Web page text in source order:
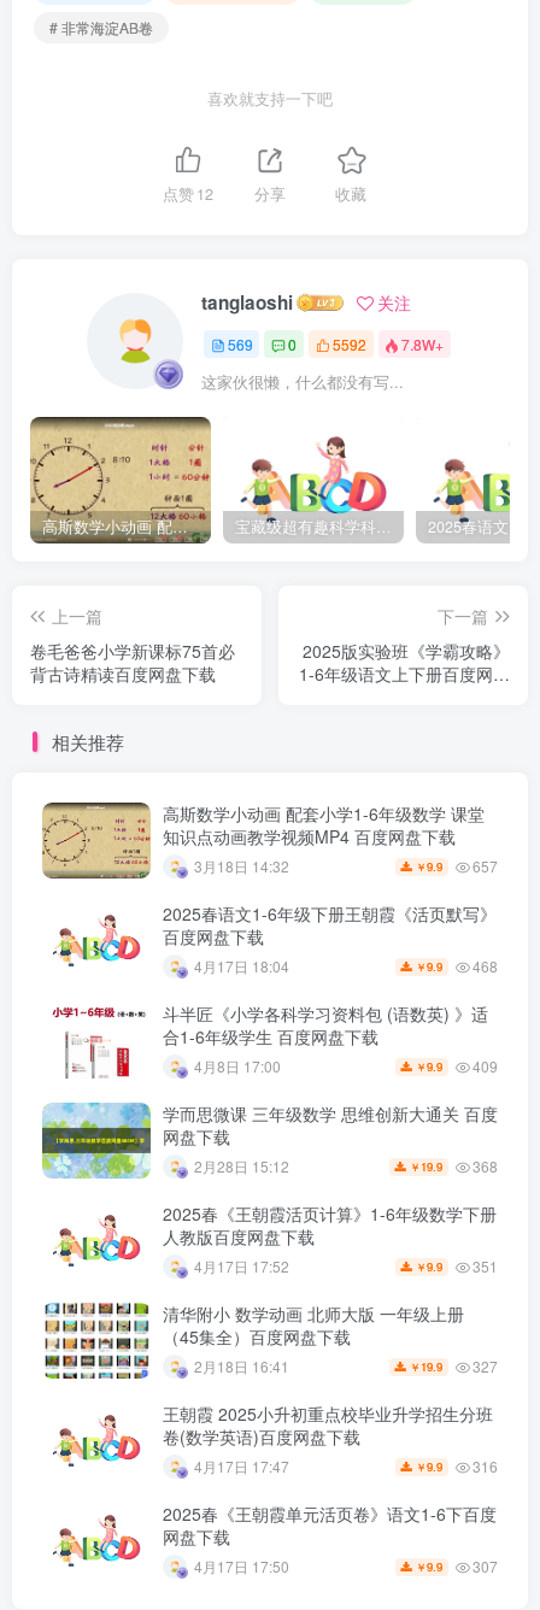
# 非常海淀AB卷
喜欢就支持一下吧
点赞12 分享 收藏
tanglaoshi 关注
569 0 5592 7.8W+
这家伙很懒，什么都没有写...
高斯数学小动画 配套小学1-6年级数学 课堂知识点动画教学视频MP4 百度网盘下载 宝藏级超有趣科学科普动画《土豆逗严肃科普》第二季 百度网盘下载
上一篇
卷毛爸爸小学新课标75首必
背古诗精读百度网盘下载
下一篇
2025版实验班《学霸攻略》
1-6年级语文上下册百度网盘
相关推荐
高斯数学小动画 配套小学1-6年级数学 课堂
知识点动画教学视频MP4 百度网盘下载
3月18日 14:32 ￥9.9 657
2025春语文1-6年级下册王朝霞《活页默写》
百度网盘下载
4月17日 18:04 ￥9.9 468
斗半匠《小学各科学习资料包 (语数英) 》适
合1-6年级学生 百度网盘下载
4月8日 17:00 ￥9.9 409
学而思微课 三年级数学 思维创新大通关 百度
网盘下载
2月28日 15:12 ￥ 19.9 368
2025春《王朝霞活页计算》1-6年级数学下册
人教版百度网盘下载
4月17日 17:52 ￥9.9 351
清华附小 数学动画 北师大版 一年级上册
（45集全）百度网盘下载
2月18日 16:41 ￥ 19.9 327
王朝霞 2025小升初重点校毕业升学招生分班
卷(数学英语)百度网盘下载
4月17日 17:47 ￥9.9 316
2025春《王朝霞单元活页卷》语文1-6下百度
网盘下载
4月17日 17:50 ￥9.9 307